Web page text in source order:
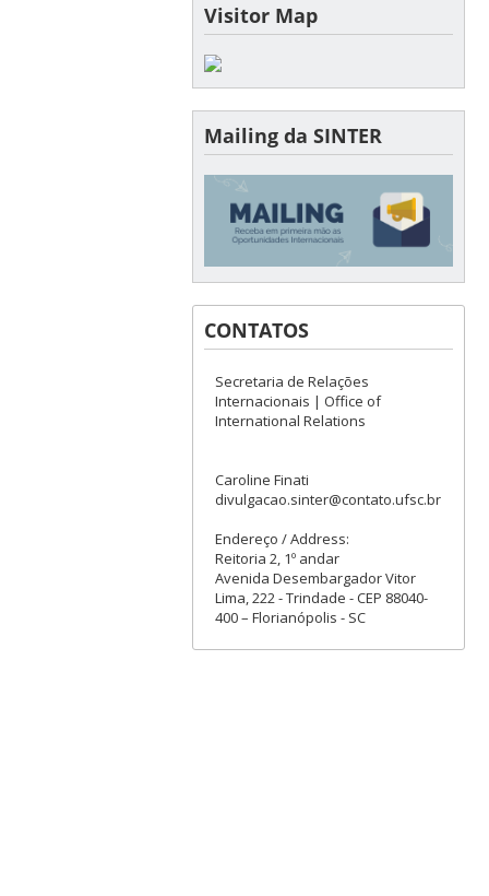
Visitor Map
Mailing da SINTER
CONTATOS
Secretaria de Relações
Internacionais | Office of
International Relations
Caroline Finati
divulgacao.sinter@contato.ufsc.br
Endereço / Address:
Reitoria 2, 1º andar
Avenida Desembargador Vitor
Lima, 222 - Trindade - CEP 88040-
400 – Florianópolis - SC